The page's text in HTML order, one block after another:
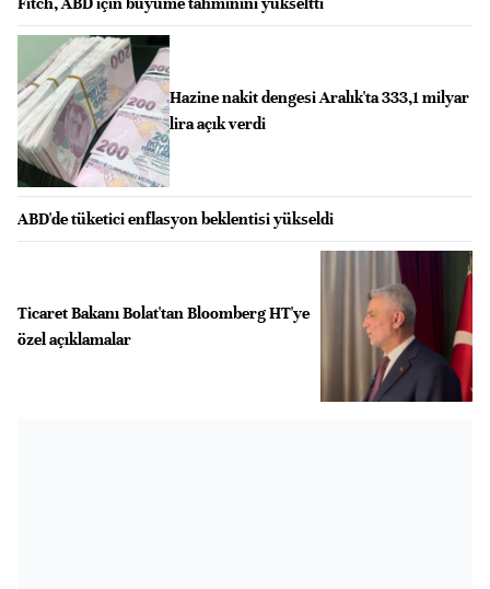
Hazine nakit dengesi Aralık'ta 333,1 milyar
lira açık verdi
ABD'de tüketici enflasyon beklentisi yükseldi
Ticaret Bakanı Bolat'tan Bloomberg HT'ye
özel açıklamalar